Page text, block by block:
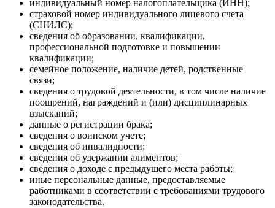
индивидуальный номер налогоплательщика (ИНН);
страховой номер индивидуального лицевого счета
(СНИЛС);
сведения об образовании, квалификации,
профессиональной подготовке и повышении
квалификации;
семейное положение, наличие детей, родственные
связи;
сведения о трудовой деятельности, в том числе наличие
поощрений, награждений и (или) дисциплинарных
взысканий;
данные о регистрации брака;
сведения о воинском учете;
сведения об инвалидности;
сведения об удержании алиментов;
сведения о доходе с предыдущего места работы;
иные персональные данные, предоставляемые
работниками в соответствии с требованиями трудового
законодательства.